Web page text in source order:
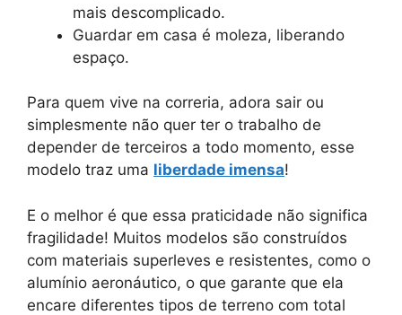
mais descomplicado.
Guardar em casa é moleza, liberando
espaço.
Para quem vive na correria, adora sair ou
simplesmente não quer ter o trabalho de
depender de terceiros a todo momento, esse
modelo traz uma liberdade imensa!
E o melhor é que essa praticidade não significa
fragilidade! Muitos modelos são construídos
com materiais superleves e resistentes, como o
alumínio aeronáutico, o que garante que ela
encare diferentes tipos de terreno com total